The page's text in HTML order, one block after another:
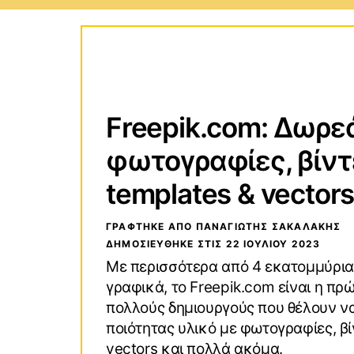
VPN (Virtual Private Network)
Freepik.com:
φωτογραφίες,
templates & vectors
ΓΡΑΦΤΗΚΕ ΑΠΟ ΠΑΝΑΓΙΏΤΗΣ ΣΑΚΑΛΆΚΗΣ
ΔΗΜΟΣΙΕΥΘΗΚΕ ΣΤΙΣ 22 ΙΟΥΛΊΟΥ 2023
Με περισσότερα από 4
γραφικά, το Freepik.com είναι η
πολλούς δημιουργούς που θέλουν
ποιότητας υλικό με φωτογραφίες,
vectors και πολλά ακόμα.